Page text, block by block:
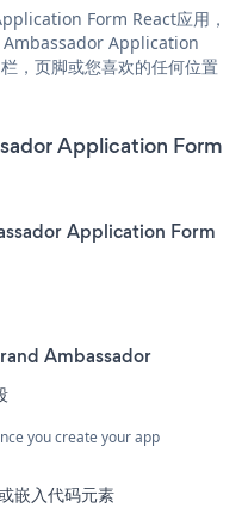
Form React应用，
Ambassador Application
，页脚或您喜欢的任何位置
Application Form
Application Form
Ambassador
you create your app
嵌入代码元素